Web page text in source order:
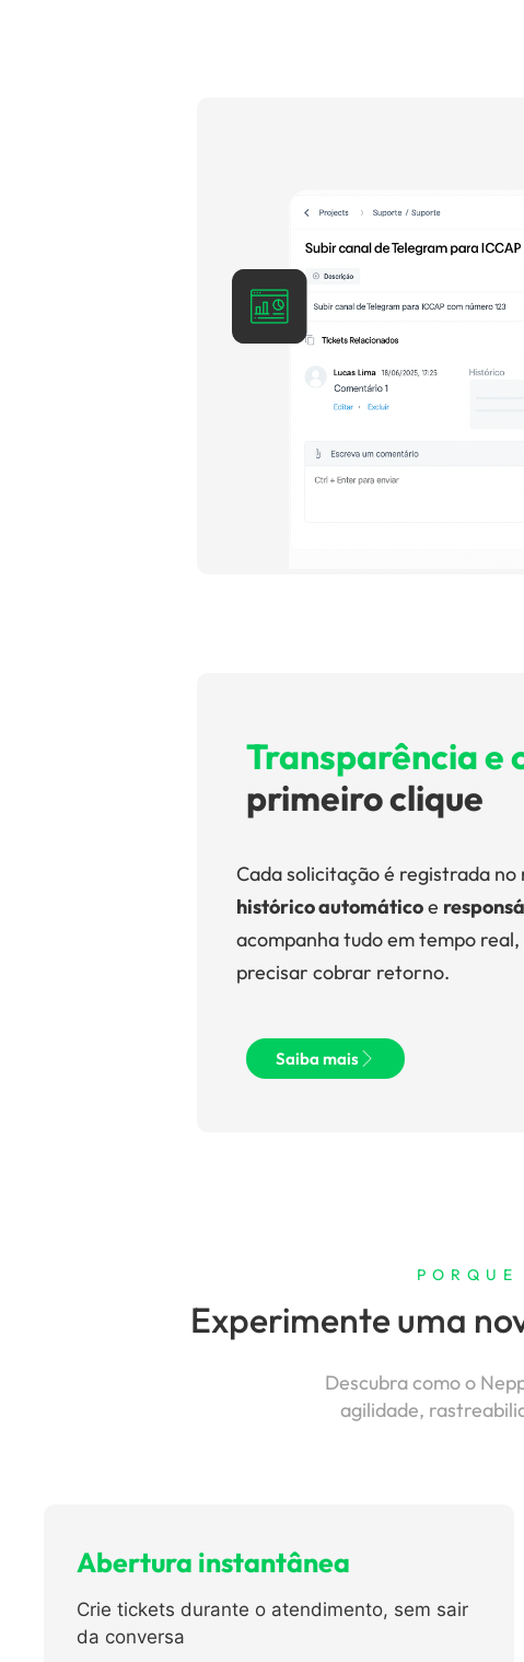
Transparência e
primeiro clique
Cada solicitação é registrada
histórico automáticoe
acompanha tudo em tempo
precisar cobrar retorno.
Saiba mais
Experimente uma
Descubra como o
agilidade,
Abertura instantânea
Crie tickets durante o atendimento, sem sair
da conversa